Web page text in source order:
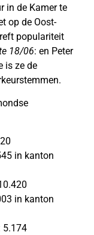
in de Kamer te
op de Oost-
populariteit
18/06: en Peter
is ze de
in kanton
in kanton
5.174